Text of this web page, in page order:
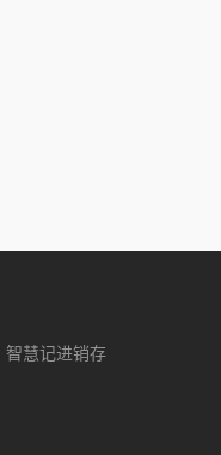
智慧记进销存